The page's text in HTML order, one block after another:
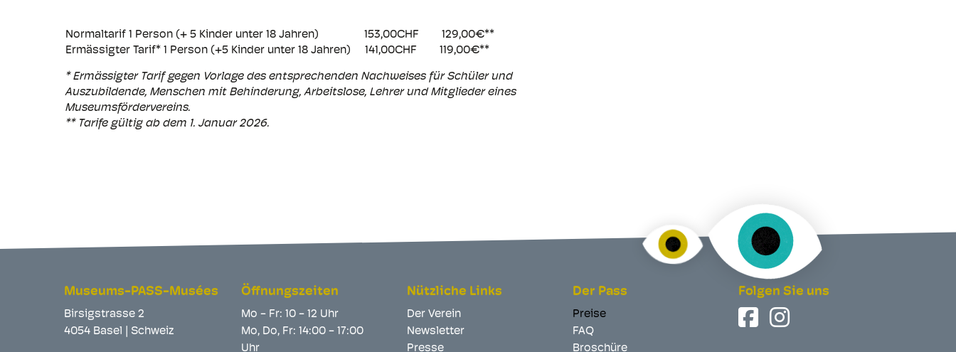
Normaltarif 1 Person (+ 5 Kinder unter 18 Jahren) 153,00CHF 129,00€**
Ermässigter Tarif* 1 Person (+5 Kinder unter 18 Jahren) 141,00CHF 119,00€**
* Ermässigter Tarif gegen Vorlage des entsprechenden Nachweises für Schüler und
Auszubildende, Menschen mit Behinderung, Arbeitslose, Lehrer und Mitglieder eines
Museumsfördervereins.
** Tarife gültig ab dem 1. Januar 2026.
Museums-PASS-Musées
Birsigstrasse 2
4054 Basel | Schweiz
Öffnungszeiten
Mo - Fr: 10 - 12 Uhr
Mo, Do, Fr: 14:00 - 17:00
Uhr
Nützliche Links
Der Verein
Newsletter
Presse
Der Pass
Preise
FAQ
Broschüre
Folgen Sie uns